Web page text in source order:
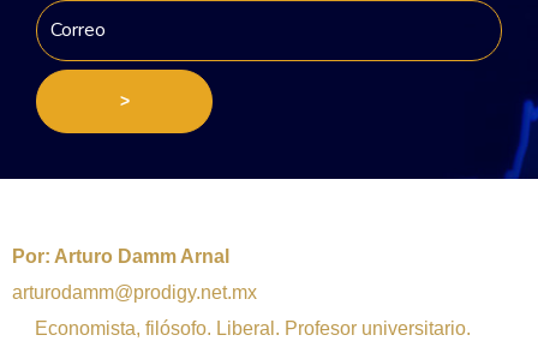
>
Por: Arturo Damm Arnal
arturodamm@prodigy.net.mx
Economista, filósofo. Liberal. Profesor universitario.